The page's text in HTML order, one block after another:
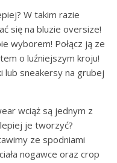
W takim razie
się na bluzie oversize!
wyborem! Połącz ją ze
o luźniejszym kroju!
lub sneakersy na grubej
wciąż są jednym z
je tworzyć?
ze spodniami
nogawce oraz crop